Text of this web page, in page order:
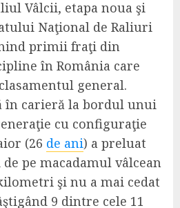
Vâlcii, etapa noua şi
Naţional de Raliuri
primii fraţi din
în România care
general.
în carieră la bordul unui
cu configuraţie
(26 de ani) a preluat
pe macadamul vâlcean
şi nu a mai cedat
9 dintre cele 11